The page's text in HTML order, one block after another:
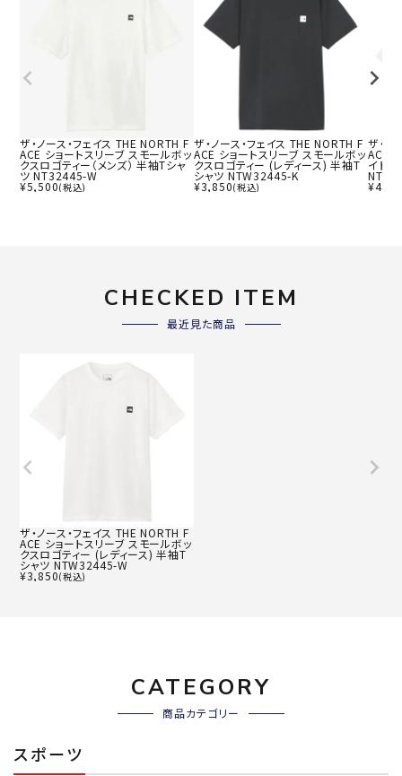
ザ・ノース・フェイス THE NORTH F
ACE ショートスリーブ スモールボッ
クスロゴティー（メンズ） 半袖Tシャ
ツ NT32445-W
¥5,500(税込)
ザ・ノース・フェイス THE NORTH F
ACE ショートスリーブ スモールボッ
クスロゴティー (レディース) 半袖T
シャツ NTW32445-K
¥3,850(税込)
ザ・ノ
ACE
イド
¥
CHECKED ITEM
最近見た商品
ザ・ノース・フェイス THE NORTH F
ACE ショートスリーブ スモールボッ
クスロゴティー (レディース) 半袖T
シャツ NTW32445-W
¥3,850(税込)
CATEGORY
商品カテゴリー
スポーツ